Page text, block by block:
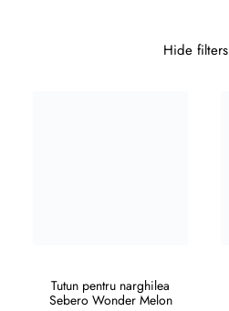
Hide filters
CITEȘTE MAI MULT
Tutun pentru narghilea
Sebero Wonder Melon